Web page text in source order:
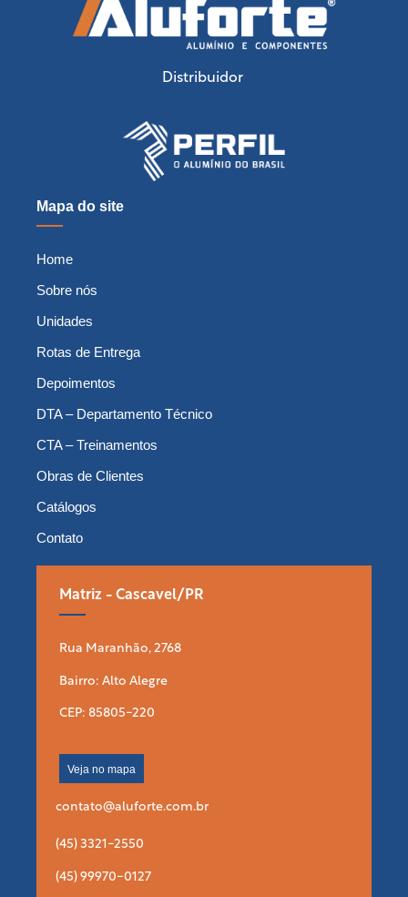
Distribuidor
Mapa do site
Home
Sobre nós
Unidades
Rotas de Entrega
Depoimentos
DTA – Departamento Técnico
CTA – Treinamentos
Obras de Clientes
Catálogos
Contato
Matriz - Cascavel/PR
Rua Maranhão, 2768
Bairro: Alto Alegre
CEP: 85805-220
Veja no mapa
contato@aluforte.com.br
(45) 3321-2550
(45) 99970-0127